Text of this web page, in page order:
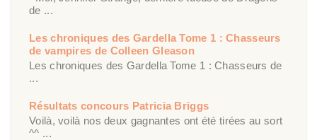
de ...
Les chroniques des Gardella Tome 1 : Chasseurs
de vampires de Colleen Gleason
Les chroniques des Gardella Tome 1 : Chasseurs de
...
Résultats concours Patricia Briggs
Voilà, voilà nos deux gagnantes ont été tirées au sort
^^ ...